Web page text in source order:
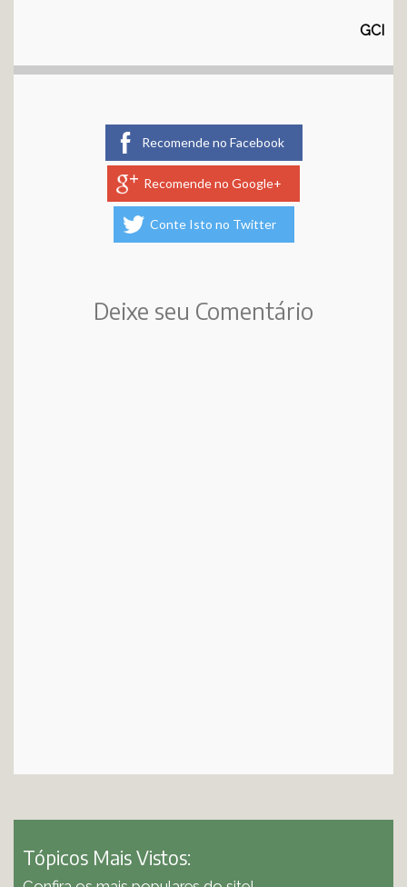
GCI
Recomende no Facebook
Recomende no Google+
Conte Isto no Twitter
Deixe seu Comentário
Tópicos Mais Vistos: